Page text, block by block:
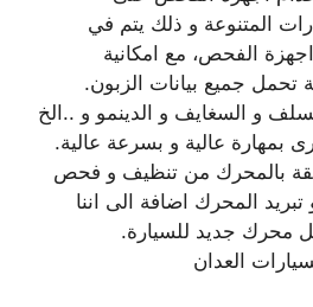
المتنوعة و ذلك يتم في
الفحص، مع امكانية
تحمل جميع بيانات الزبون.
و السغايف و الدينمو و ..الخ
بمهارة عالية و بسرعة عالية.
بالمحرك من تنظيف و فحص
المحرك اضافة الى اننا
محرك جديد للسيارة.
العدان